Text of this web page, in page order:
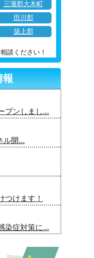
三潴郡大木町
田川郡
築上郡
談ください！
報
プンしまし...
ル開...
つけます！
染症対策に...